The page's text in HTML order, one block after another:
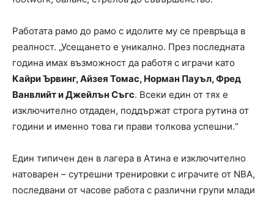
Работата рамо до рамо с идолите му се превръща в
реалност. „Усещането е уникално. През последната
година имах възможност да работя с играчи като
Кайри Ървинг, Айзея Томас, Норман Пауъл, Фред
Ванвлийт и Джейлън Съгс. Всеки един от тях е
изключително отдаден, поддържат строга рутина от
години и именно това ги прави толкова успешни.“
Един типичен ден в лагера в Атина е изключително
натоварен – сутрешни тренировки с играчите от NBA,
последвани от часове работа с различни групи млади